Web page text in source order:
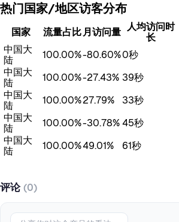
热门国家/地区访客分布
国家 流量占比 月访问量
人均访问时
长
中国大
陆
100.00%-80.60%0秒
中国大
陆
100.00%-27.43% 39秒
中国大
陆
100.00%27.79% 33秒
中国大
陆
100.00%-30.78% 45秒
中国大
陆
100.00%49.01% 61秒
评论(0)